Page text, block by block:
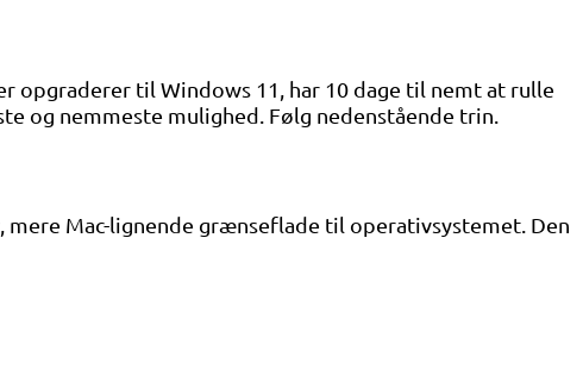
opgraderer til Windows 11, har 10 dage til nemt at rulle
og nemmeste mulighed. Følg nedenstående trin.
Mac-lignende grænseflade til operativsystemet. Den